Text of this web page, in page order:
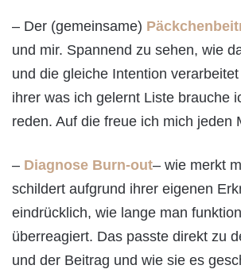
– Der (gemeinsame)
und mir. Spannend zu sehen, wie
und die gleiche Intention
ihrer was ich gelernt Liste brauche
reden. Auf die freue ich mich jeden
– Diagnose Burn-out– wie merkt
schildert aufgrund ihrer eigenen
eindrücklich, wie lange man
überreagiert. Das passte direkt zu
und der Beitrag und wie sie es